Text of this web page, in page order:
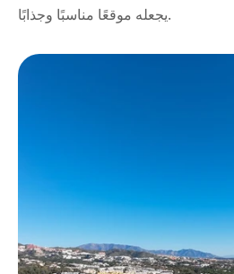
يجعله موقعًا مناسبًا وجذابًا.